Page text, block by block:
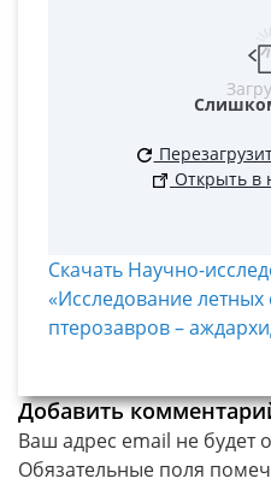
Открыть в
Скачать Научно-
«Исследование летных
птерозавров –
Добавить
Ваш адрес email не будет
Обязательные поля